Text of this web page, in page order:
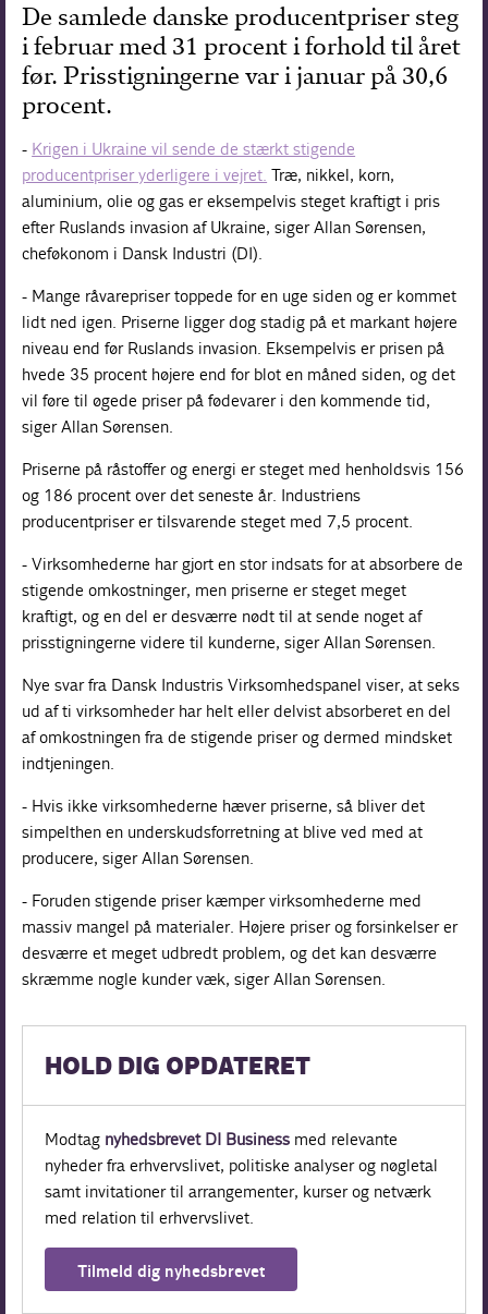
De samlede danske producentpriser steg
i februar med 31 procent i forhold til året
før. Prisstigningerne var i januar på 30,6
procent.
- Krigen i Ukraine vil sende de stærkt stigende
producentpriser yderligere i vejret. Træ, nikkel, korn,
aluminium, olie og gas er eksempelvis steget kraftigt i pris
efter Ruslands invasion af Ukraine, siger Allan Sørensen,
cheføkonom i Dansk Industri (DI).
- Mange råvarepriser toppede for en uge siden og er kommet
lidt ned igen. Priserne ligger dog stadig på et markant højere
niveau end før Ruslands invasion. Eksempelvis er prisen på
hvede 35 procent højere end for blot en måned siden, og det
vil føre til øgede priser på fødevarer i den kommende tid,
siger Allan Sørensen.
Priserne på råstoffer og energi er steget med henholdsvis 156
og 186 procent over det seneste år. Industriens
producentpriser er tilsvarende steget med 7,5 procent.
- Virksomhederne har gjort en stor indsats for at absorbere de
stigende omkostninger, men priserne er steget meget
kraftigt, og en del er desværre nødt til at sende noget af
prisstigningerne videre til kunderne, siger Allan Sørensen.
Nye svar fra Dansk Industris Virksomhedspanel viser, at seks
ud af ti virksomheder har helt eller delvist absorberet en del
af omkostningen fra de stigende priser og dermed mindsket
indtjeningen.
- Hvis ikke virksomhederne hæver priserne, så bliver det
simpelthen en underskudsforretning at blive ved med at
producere, siger Allan Sørensen.
- Foruden stigende priser kæmper virksomhederne med
massiv mangel på materialer. Højere priser og forsinkelser er
desværre et meget udbredt problem, og det kan desværre
skræmme nogle kunder væk, siger Allan Sørensen.
HOLD DIG OPDATERET
Modtag nyhedsbrevet DI Business med relevante
nyheder fra erhvervslivet, politiske analyser og nøgletal
samt invitationer til arrangementer, kurser og netværk
med relation til erhvervslivet.
Tilmeld dig nyhedsbrevet